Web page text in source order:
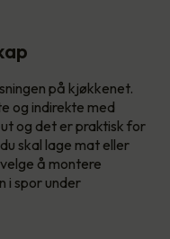
på kjøkkenet.
og indirekte med
og det er praktisk for
skal lage mat eller
å montere
i spor under